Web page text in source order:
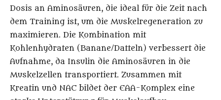
Dosis an Aminosäuren, die ideal für die Zeit nach
dem Training ist, um die Muskelregeneration zu
maximieren. Die Kombination mit
Kohlenhydraten (Banane/Datteln) verbessert die
Aufnahme, da Insulin die Aminosäuren in die
Muskelzellen transportiert. Zusammen mit
Kreatin und NAC bildet der EAA-Komplex eine